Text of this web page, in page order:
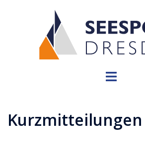
Menü
Kurzmitteilungen